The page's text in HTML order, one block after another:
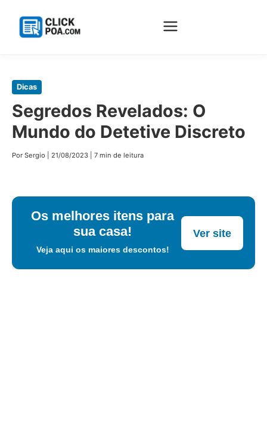
Pular
conteúdo
Dicas
Segredos Revelados: O
Mundo do Detetive Discreto
Por Sergio 21/08/2023 7 min de leitura
Os melhores itens para
sua casa!
Veja aqui os maiores descontos!
Ver site